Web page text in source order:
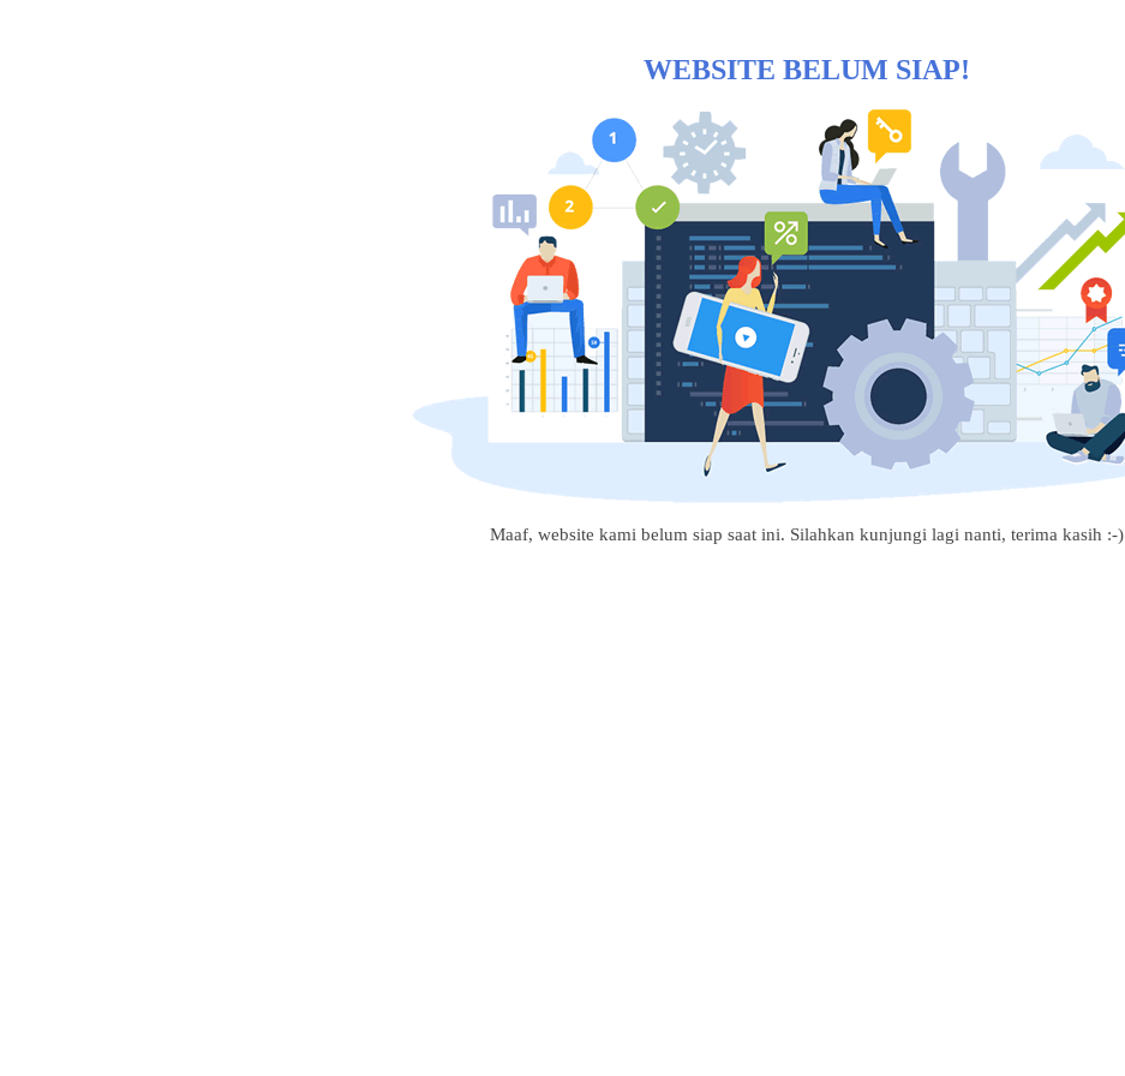
WEBSITE BELUM SIAP!
Maaf, website kami belum siap saat ini. Silahkan kunjungi lagi nanti, terima kasih :-)